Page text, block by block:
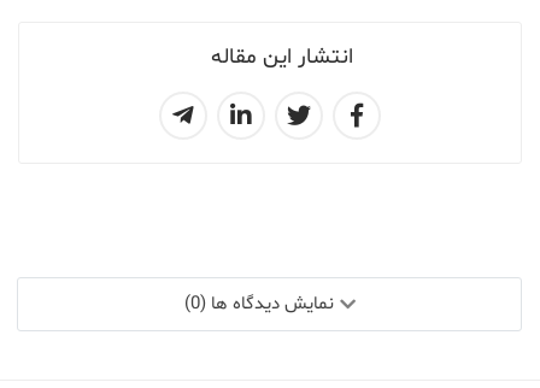
انتشار این مقاله
نمایش دیدگاه ها (0)